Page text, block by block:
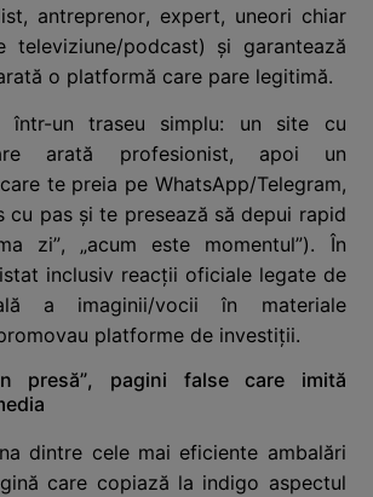
antreprenor, expert, uneori chiar
televiziune/podcast) și garantează
o platformă care pare legitimă.
un traseu simplu: un site cu
arată profesionist, apoi un
te preia pe WhatsApp/Telegram,
cu pas și te presează să depui rapid
zi”, „acum este momentul”). În
inclusiv reacții oficiale legate de
a imaginii/vocii în materiale
platforme de investiții.
presă”, pagini false care imită
dintre cele mai eficiente ambalări
care copiază la indigo aspectul